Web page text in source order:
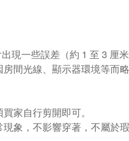
現一些誤差（約 1 至 3 厘米
間光線、顯示器環境等而
家自行剪開即可。
象，不影響穿著，不屬於瑕